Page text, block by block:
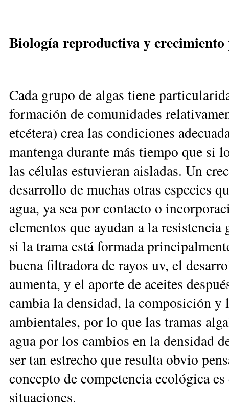
Biología reproductiva y
Cada grupo de algas tiene
formación de comunidades
etcétera) crea las condiciones
mantenga durante más tiempo que si
las células estuvieran aisladas. Un
desarrollo de muchas otras especies
agua, ya sea por contacto o
elementos que ayudan a la
si la trama está formada
buena filtradora de rayos uv, el
aumenta, y el aporte de aceites
cambia la densidad, la composición y
ambientales, por lo que las tramas
agua por los cambios en la densidad
ser tan estrecho que resulta obvio
concepto de competencia ecológica
situaciones.